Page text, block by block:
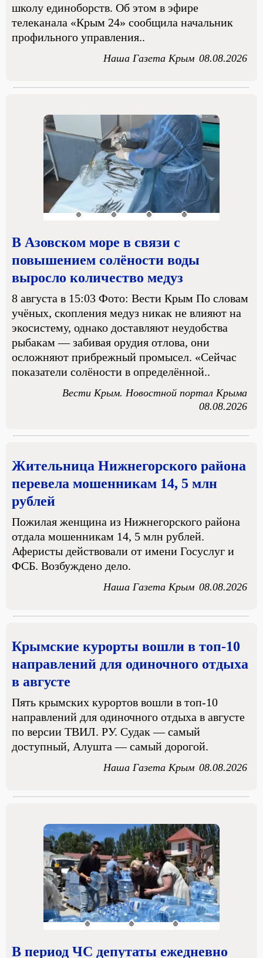
школу единоборств. Об этом в эфире
телеканала «Крым 24» сообщила начальник
профильного управления..
Наша Газета Крым 08.08.2026
В Азовском море в связи с
повышением солёности воды
выросло количество медуз
8 августа в 15:03 Фото: Вести Крым По словам
учёных, скопления медуз никак не влияют на
экосистему, однако доставляют неудобства
рыбакам — забивая орудия отлова, они
осложняют прибрежный промысел. «Сейчас
показатели солёности в определённой..
Вести Крым. Новостной портал Крыма
08.08.2026
Жительница Нижнегорского района
перевела мошенникам 14, 5 млн
рублей
Пожилая женщина из Нижнегорского района
отдала мошенникам 14, 5 млн рублей.
Аферисты действовали от имени Госуслуг и
ФСБ. Возбуждено дело.
Наша Газета Крым 08.08.2026
Крымские курорты вошли в топ-10
направлений для одиночного отдыха
в августе
Пять крымских курортов вошли в топ-10
направлений для одиночного отдыха в августе
по версии ТВИЛ. РУ. Судак — самый
доступный, Алушта — самый дорогой.
Наша Газета Крым 08.08.2026
В период ЧС депутаты ежедневно